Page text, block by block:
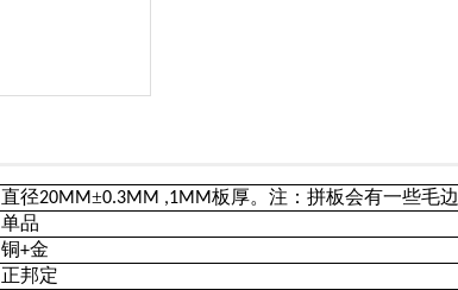
直径20MM±0.3MM ,1MM板厚。注：拼板会有一些毛边
单品
铜+金
正邦定